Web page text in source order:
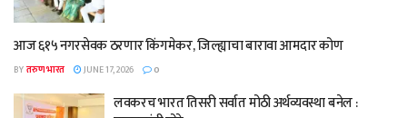
आज ६१५ नगरसेवक ठरणार किंगमेकर, जिल्ह्याचा बारावा आमदार कोण
BYतरुण भारत JUNE 17, 2026 0
लवकरच भारत तिसरी सर्वात मोठी अर्थव्यवस्था बनेल :